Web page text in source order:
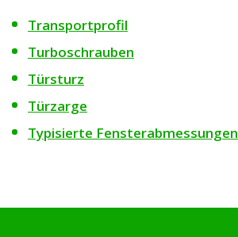
Transportprofil
Turboschrauben
Türsturz
Türzarge
Typisierte Fensterabmessungen